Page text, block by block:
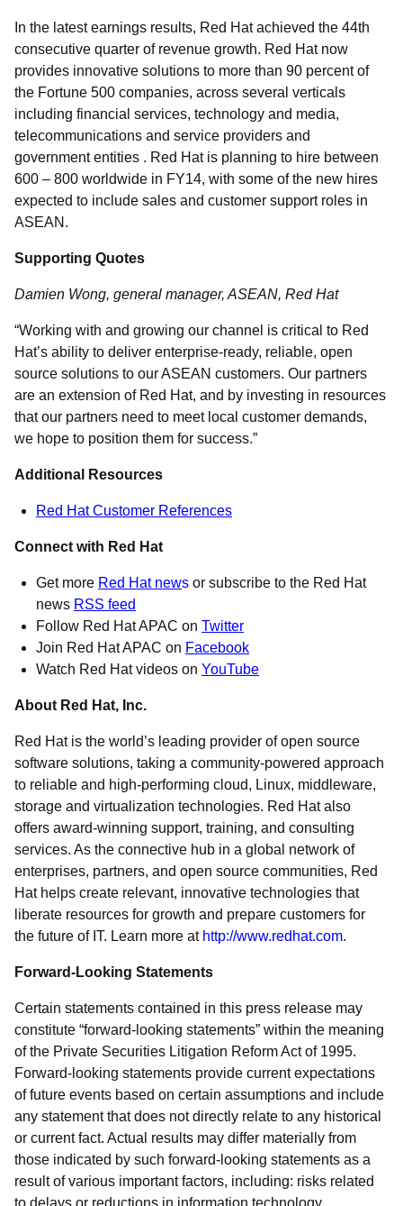
In the latest earnings results, Red Hat achieved the 44th
consecutive quarter of revenue growth. Red Hat now
provides innovative solutions to more than 90 percent of
the Fortune 500 companies, across several verticals
including financial services, technology and media,
telecommunications and service providers and
government entities . Red Hat is planning to hire between
600 – 800 worldwide in FY14, with some of the new hires
expected to include sales and customer support roles in
ASEAN.
Supporting Quotes
Damien Wong, general manager, ASEAN, Red Hat
“Working with and growing our channel is critical to Red
Hat’s ability to deliver enterprise-ready, reliable, open
source solutions to our ASEAN customers. Our partners
are an extension of Red Hat, and by investing in resources
that our partners need to meet local customer demands,
we hope to position them for success.”
Additional Resources
Red Hat Customer References
Connect with Red Hat
Get more Red Hat news or subscribe to the Red Hat
news RSS feed
Follow Red Hat APAC on Twitter
Join Red Hat APAC on Facebook
Watch Red Hat videos on YouTube
About Red Hat, Inc.
Red Hat is the world’s leading provider of open source
software solutions, taking a community-powered approach
to reliable and high-performing cloud, Linux, middleware,
storage and virtualization technologies. Red Hat also
offers award-winning support, training, and consulting
services. As the connective hub in a global network of
enterprises, partners, and open source communities, Red
Hat helps create relevant, innovative technologies that
liberate resources for growth and prepare customers for
the future of IT. Learn more at http://www.redhat.com.
Forward-Looking Statements
Certain statements contained in this press release may
constitute “forward-looking statements” within the meaning
of the Private Securities Litigation Reform Act of 1995.
Forward-looking statements provide current expectations
of future events based on certain assumptions and include
any statement that does not directly relate to any historical
or current fact. Actual results may differ materially from
those indicated by such forward-looking statements as a
result of various important factors, including: risks related
to delays or reductions in information technology